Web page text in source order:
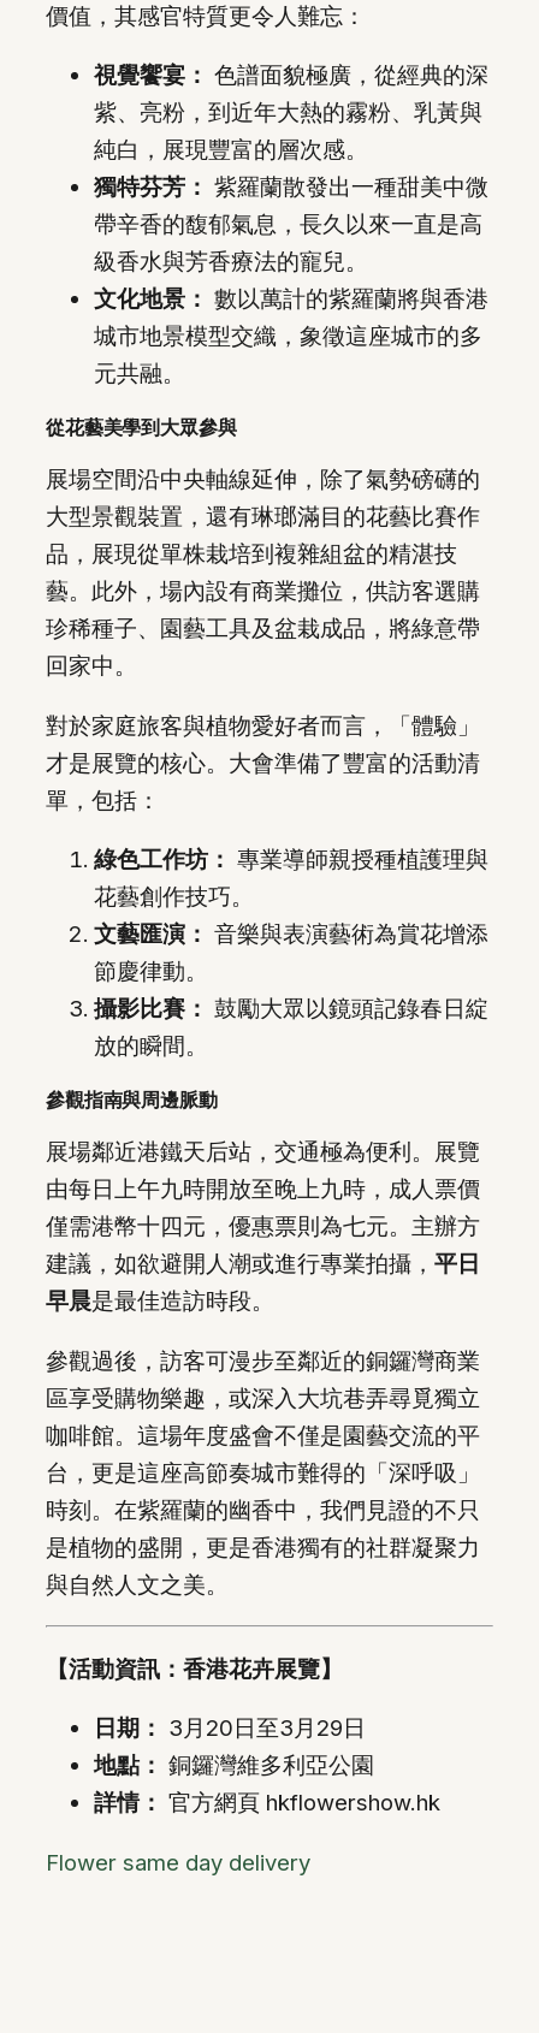
價值，其感官特質更令人難忘：
視覺饗宴： 色譜面貌極廣，從經典的深
紫、亮粉，到近年大熱的霧粉、乳黃與
純白，展現豐富的層次感。
獨特芬芳： 紫羅蘭散發出一種甜美中微
帶辛香的馥郁氣息，長久以來一直是高
級香水與芳香療法的寵兒。
文化地景： 數以萬計的紫羅蘭將與香港
城市地景模型交織，象徵這座城市的多
元共融。
從花藝美學到大眾參與
展場空間沿中央軸線延伸，除了氣勢磅礴的
大型景觀裝置，還有琳瑯滿目的花藝比賽作
品，展現從單株栽培到複雜組盆的精湛技
藝。此外，場內設有商業攤位，供訪客選購
珍稀種子、園藝工具及盆栽成品，將綠意帶
回家中。
對於家庭旅客與植物愛好者而言，「體驗」
才是展覽的核心。大會準備了豐富的活動清
單，包括：
綠色工作坊： 專業導師親授種植護理與
花藝創作技巧。
文藝匯演： 音樂與表演藝術為賞花增添
節慶律動。
攝影比賽： 鼓勵大眾以鏡頭記錄春日綻
放的瞬間。
參觀指南與周邊脈動
展場鄰近港鐵天后站，交通極為便利。展覽
由每日上午九時開放至晚上九時，成人票價
僅需港幣十四元，優惠票則為七元。主辦方
建議，如欲避開人潮或進行專業拍攝， 平日
早晨是最佳造訪時段。
參觀過後，訪客可漫步至鄰近的銅鑼灣商業
區享受購物樂趣，或深入大坑巷弄尋覓獨立
咖啡館。這場年度盛會不僅是園藝交流的平
台，更是這座高節奏城市難得的「深呼吸」
時刻。在紫羅蘭的幽香中，我們見證的不只
是植物的盛開，更是香港獨有的社群凝聚力
與自然人文之美。
【活動資訊：香港花卉展覽】
日期： 3月20日至3月29日
地點： 銅鑼灣維多利亞公園
詳情： 官方網頁 hkflowershow.hk
Flower same day delivery